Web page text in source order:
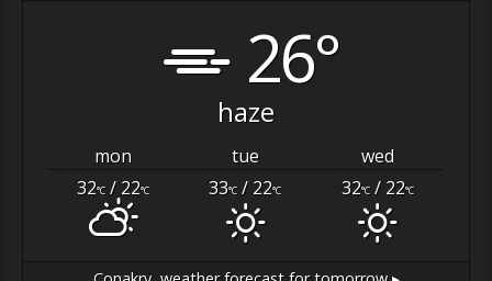
26°
haze
mon tue
wed
32°C / 22°C 33°C / 22°C 32°C/ 22°C